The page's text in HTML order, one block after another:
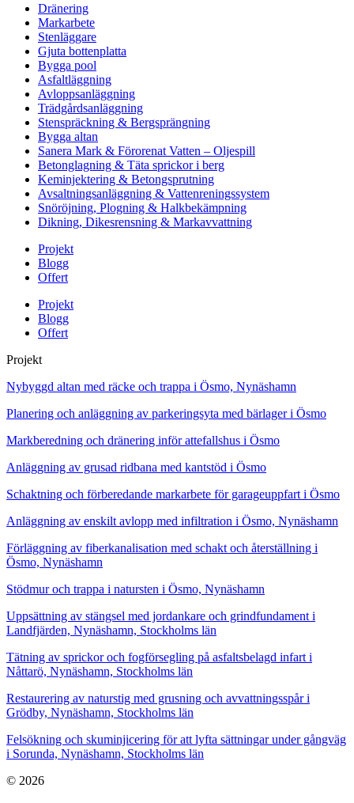
Dränering
Markarbete
Stenläggare
Gjuta bottenplatta
Bygga pool
Asfaltläggning
Avloppsanläggning
Trädgårdsanläggning
Stenspräckning & Bergsprängning
Bygga altan
Sanera Mark & Förorenat Vatten – Oljespill
Betonglagning & Täta sprickor i berg
Keminjektering & Betongsprutning
Avsaltningsanläggning & Vattenreningssystem
Snöröjning, Plogning & Halkbekämpning
Dikning, Dikesrensning & Markavvattning
Projekt
Blogg
Offert
Projekt
Blogg
Offert
Projekt
Nybyggd altan med räcke och trappa i Ösmo, Nynäshamn
Planering och anläggning av parkeringsyta med bärlager i Ösmo
Markberedning och dränering inför attefallshus i Ösmo
Anläggning av grusad ridbana med kantstöd i Ösmo
Schaktning och förberedande markarbete för garageuppfart i Ösmo
Anläggning av enskilt avlopp med infiltration i Ösmo, Nynäshamn
Förläggning av fiberkanalisation med schakt och återställning i
Ösmo, Nynäshamn
Stödmur och trappa i natursten i Ösmo, Nynäshamn
Uppsättning av stängsel med jordankare och grindfundament i
Landfjärden, Nynäshamn, Stockholms län
Tätning av sprickor och fogförsegling på asfaltsbelagd infart i
Nåttarö, Nynäshamn, Stockholms län
Restaurering av naturstig med grusning och avvattningsspår i
Grödby, Nynäshamn, Stockholms län
Felsökning och skuminjicering för att lyfta sättningar under gångväg
i Sorunda, Nynäshamn, Stockholms län
© 2026